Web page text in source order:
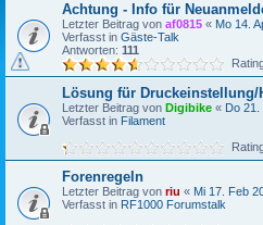
Achtung - Info für
Letzter Beitrag von af0815 « Mo 14.
Verfasst in Gäste-Talk
Antworten: 111
Lösung für
Letzter Beitrag von Digibike « Do 21.
Verfasst in Filament
Forenregeln
Letzter Beitrag von riu « Mi 17. Feb
Verfasst in RF1000 Forumstalk